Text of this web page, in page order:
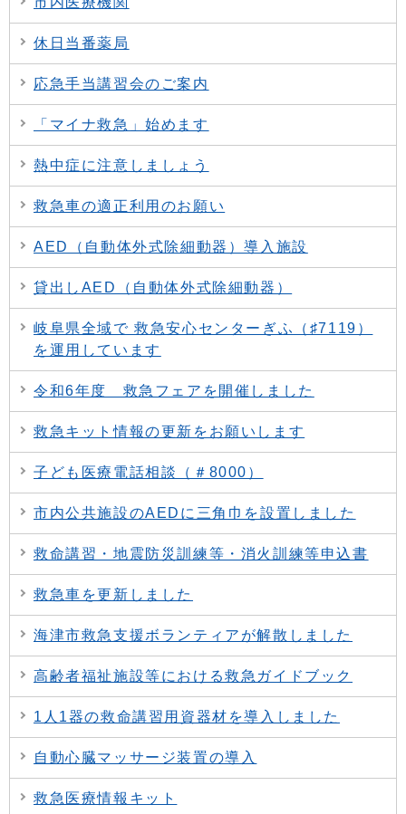
休日当番薬局
応急手当講習会のご案内
「マイナ救急」始めます
熱中症に注意しましょう
救急車の適正利用のお願い
AED（自動体外式除細動器）導入施設
貸出しAED（自動体外式除細動器）
岐阜県全域で 救急安心センターぎふ（♯7119）
を運用しています
令和6年度 救急フェアを開催しました
救急キット情報の更新をお願いします
子ども医療電話相談（＃8000）
市内公共施設のAEDに三角巾を設置しました
救命講習・地震防災訓練等・消火訓練等申込書
救急車を更新しました
海津市救急支援ボランティアが解散しました
高齢者福祉施設等における救急ガイドブック
1人1器の救命講習用資器材を導入しました
自動心臓マッサージ装置の導入
救急医療情報キット